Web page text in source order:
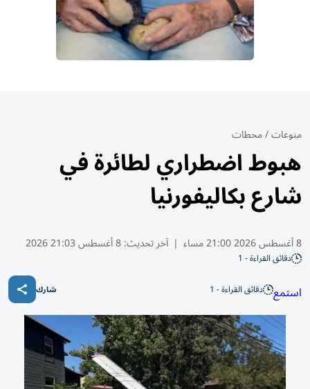
منوعات/محطات
هبوط اضطراري لطائرة في
شارع بكاليفورنيا
8 أغسطس 2026 21:00 مساء | آخر تحديث:8 أغسطس 21:03 2026
دقائق القراءة - 1
استمع دقائق القراءة - 1 شارك